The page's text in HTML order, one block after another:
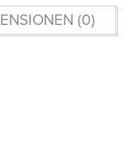
(0)